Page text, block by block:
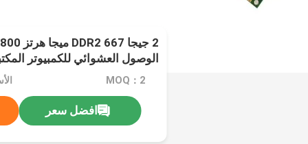
SODIMM Memoria
MOQ：2
افضل سعر